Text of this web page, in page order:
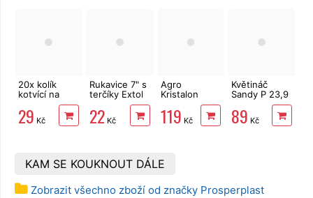
20x kolík
kotvící na
textilie 12 cm
29 Kč
Rukavice 7" s
terčíky Extol
22 Kč
Agro
Kristalon
GOLD 0,5 kg
119 Kč
Květináč
Sandy P 23,9
89 Kč
KAM SE KOUKNOUT DÁLE
Zobrazit všechno zboží od značky Prosperplast